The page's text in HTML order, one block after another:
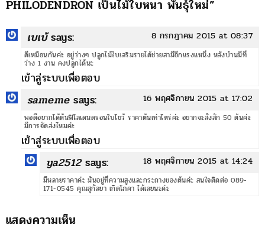
PHILODENDRON เป็นไม้ใบหนา พันธุ์ใหม่”
เบเบ้ says: 8 กรกฎาคม 2015 at 08:37
ดีเหมือนกันค่ะ อยู่ว่างๆ ปลูกไม้ใบเสริมรายได้ช่วยสามีอีกแรงแหนึ่ง หลังบ้านมีที่
ว่าง 1 งาน คงปลูกได้นะ
เข้าสู่ระบบเพื่อตอบ
sameme says: 16 พฤศจิกายน 2015 at 17:02
พอดีอยากได้ต้นฟิโลเดนดรอนใบไขว้ ราคาต้นเท่าไหร่ค่ะ อยากจะสั่งสัก 50 ต้นค่ะ
มีการจัดส่งไหมค่ะ
เข้าสู่ระบบเพื่อตอบ
ya2512 says: 18 พฤศจิกายน 2015 at 14:24
มีหลายราคาค่ะ มันอยู่ที่ความสูงและกระถางของต้นค่ะ สนใจติดต่อ 089-
171-0545 คุณสุกัลยา เกิดโภคา ได้เลยนะค่ะ
แสดงความเห็น